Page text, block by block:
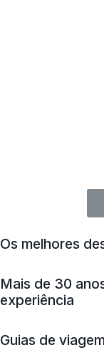
Os melhores
Mais de 30
experiência
Guias de